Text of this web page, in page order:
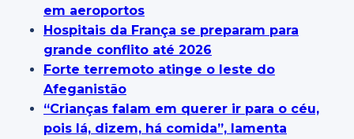
em aeroportos
Hospitais da França se preparam para
grande conflito até 2026
Forte terremoto atinge o leste do
Afeganistão
“Crianças falam em querer ir para o céu,
pois lá, dizem, há comida”, lamenta